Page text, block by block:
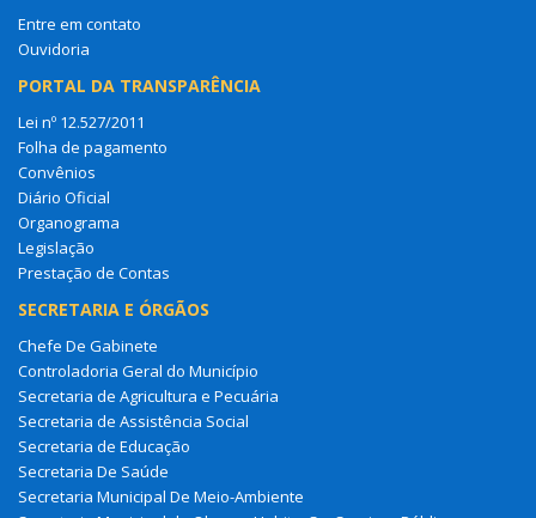
Entre em contato
Ouvidoria
PORTAL DA TRANSPARÊNCIA
Lei nº 12.527/2011
Folha de pagamento
Convênios
Diário Oficial
Organograma
Legislação
Prestação de Contas
SECRETARIA E ÓRGÃOS
Chefe De Gabinete
Controladoria Geral do Município
Secretaria de Agricultura e Pecuária
Secretaria de Assistência Social
Secretaria de Educação
Secretaria De Saúde
Secretaria Municipal De Meio-Ambiente